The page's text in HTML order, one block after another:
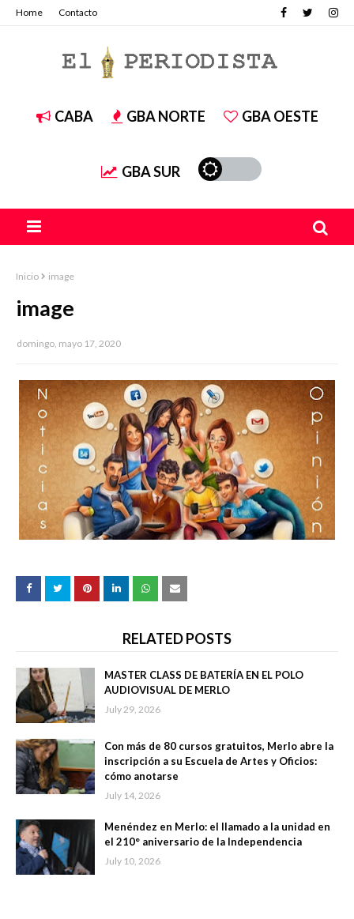
Home Contacto
CABA GBA NORTE GBA OESTE
GBA SUR
Inicio image
image
domingo, mayo 17, 2020
RELATED POSTS
MASTER CLASS DE BATERÍA EN EL POLO
AUDIOVISUAL DE MERLO
July 29, 2026
Con más de 80 cursos gratuitos, Merlo abre la
inscripción a su Escuela de Artes y Oficios:
cómo anotarse
July 14, 2026
Menéndez en Merlo: el llamado a la unidad en
el 210° aniversario de la Independencia
July 10, 2026